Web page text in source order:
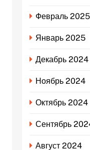
Февраль 2025
Январь 2025
Декабрь 2024
Ноябрь 2024
Октябрь 2024
Сентябрь
Август 2024